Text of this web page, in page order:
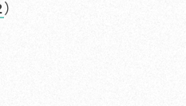
）